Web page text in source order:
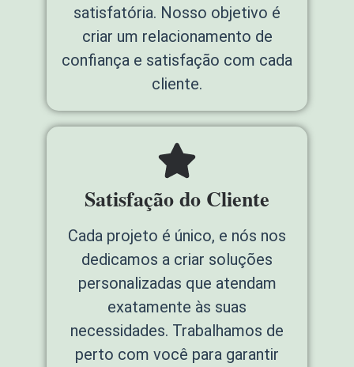
satisfatória. Nosso objetivo é
criar um relacionamento de
confiança e satisfação com cada
cliente.
Satisfação do Cliente
Cada projeto é único, e nós nos
dedicamos a criar soluções
personalizadas que atendam
exatamente às suas
necessidades. Trabalhamos de
perto com você para garantir